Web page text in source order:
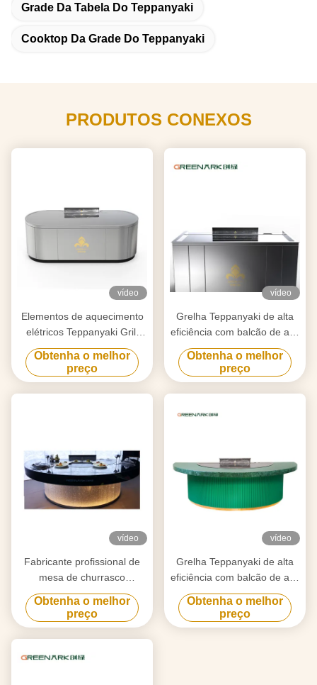
Grade Da Tabela Do Teppanyaki
Cooktop Da Grade Do Teppanyaki
PRODUTOS CONEXOS
vídeo
Elementos de aquecimento
elétricos Teppanyaki Grill
Table para purificação
personalizado para as suas
necessidades
Obtenha o melhor
preço
vídeo
Grelha Teppanyaki de alta
eficiência com balcão de aço
de liga de 20 mm e
aquecimento inteligente
Obtenha o melhor
preço
vídeo
Fabricante profissional de
mesa de churrasco
Teppanyaki feita sob medida
com design livre Fornecedor
confiável de equipamentos
de churrasco Hibachi
Obtenha o melhor
preço
vídeo
Grelha Teppanyaki de alta
eficiência com balcão de aço
de liga de 20 mm e
aquecimento inteligente
Obtenha o melhor
preço